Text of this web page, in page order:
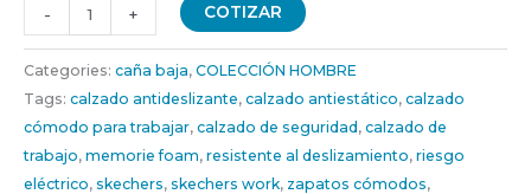
- + COTIZAR
Categories: caña baja, COLECCIÓN HOMBRE
Tags: calzado antideslizante, calzado antiestático, calzado
cómodo para trabajar, calzado de seguridad , calzado de
trabajo, memorie foam, resistente al deslizamiento, riesgo
eléctrico, skechers, skechers work, zapatos cómodos,